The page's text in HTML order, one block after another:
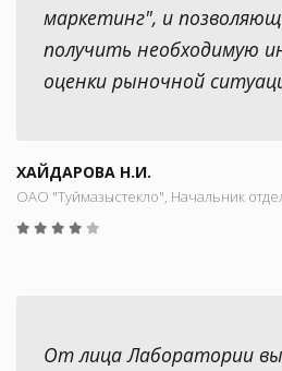
маркетинг", и
получить необходимую
оценки рыночной
ХАЙДАРОВА Н.И.
ОАО "Туймазыстекло", Начальник
От лица Лаборатории